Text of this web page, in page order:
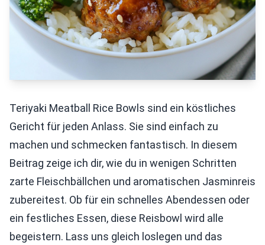
Teriyaki Meatball Rice Bowls sind ein köstliches
Gericht für jeden Anlass. Sie sind einfach zu
machen und schmecken fantastisch. In diesem
Beitrag zeige ich dir, wie du in wenigen Schritten
zarte Fleischbällchen und aromatischen Jasminreis
zubereitest. Ob für ein schnelles Abendessen oder
ein festliches Essen, diese Reisbowl wird alle
begeistern. Lass uns gleich loslegen und das